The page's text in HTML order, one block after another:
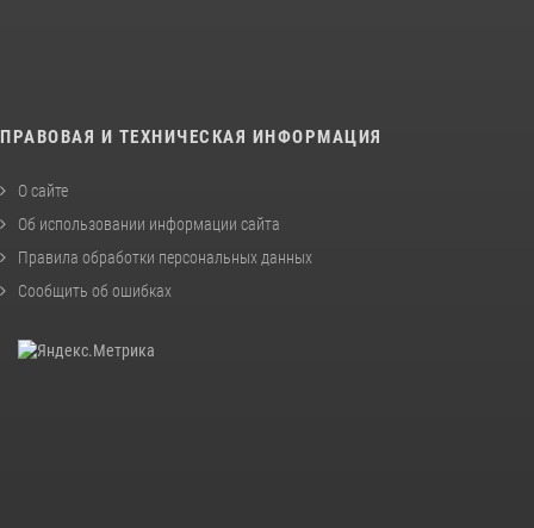
ПРАВОВАЯ И ТЕХНИЧЕСКАЯ ИНФОРМАЦИЯ
О сайте
Об использовании информации сайта
Правила обработки персональных данных
Сообщить об ошибках